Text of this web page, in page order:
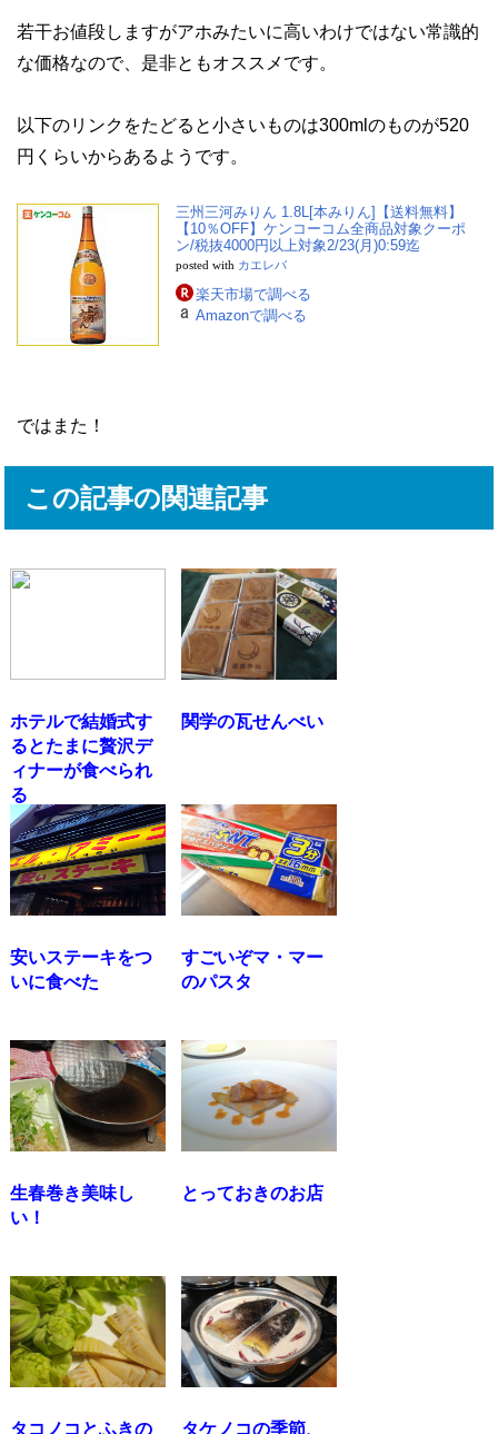
若干お値段しますがアホみたいに高いわけではない常識的
な価格なので、是非ともオススメです。
以下のリンクをたどると小さいものは300mlのものが520
円くらいからあるようです。
三州三河みりん 1.8L[本みりん]【送料無料】
【10％OFF】ケンコーコム全商品対象クーポ
ン/税抜4000円以上対象2/23(月)0:59迄
posted with カエレバ
楽天市場で調べる
Amazonで調べる
ではまた！
この記事の関連記事
ホテルで結婚式す
るとたまに贅沢デ
ィナーが食べられ
る
関学の瓦せんべい
安いステーキをつ
いに食べた
すごいぞマ・マー
のパスタ
生春巻き美味し
い！
とっておきのお店
タコノコとふきの タケノコの季節、